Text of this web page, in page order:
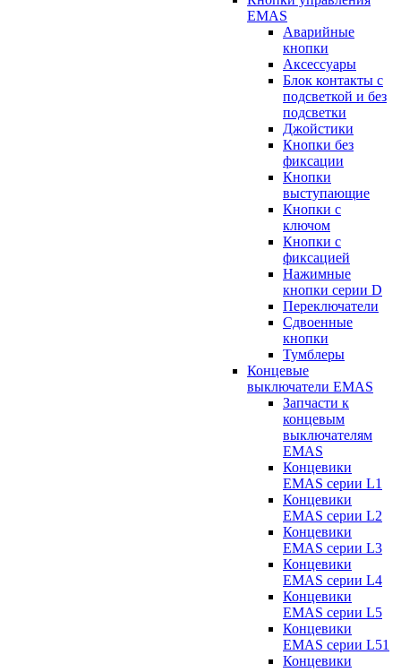
EMAS
Аварийные
кнопки
Аксессуары
Блок контакты с
подсветкой и без
подсветки
Джойстики
Кнопки без
фиксации
Кнопки
выступающие
Кнопки с
ключом
Кнопки с
фиксацией
Нажимные
кнопки серии D
Переключатели
Сдвоенные
кнопки
Тумблеры
Концевые
выключатели EMAS
Запчасти к
концевым
выключателям
EMAS
Концевики
EMAS серии L1
Концевики
EMAS серии L2
Концевики
EMAS серии L3
Концевики
EMAS серии L4
Концевики
EMAS серии L5
Концевики
EMAS серии L51
Концевики